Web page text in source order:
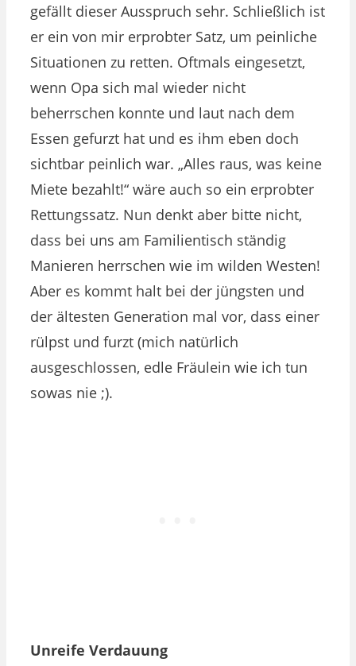
gefällt dieser Ausspruch sehr. Schließlich ist
er ein von mir erprobter Satz, um peinliche
Situationen zu retten. Oftmals eingesetzt,
wenn Opa sich mal wieder nicht
beherrschen konnte und laut nach dem
Essen gefurzt hat und es ihm eben doch
sichtbar peinlich war. „Alles raus, was keine
Miete bezahlt!“ wäre auch so ein erprobter
Rettungssatz. Nun denkt aber bitte nicht,
dass bei uns am Familientisch ständig
Manieren herrschen wie im wilden Westen!
Aber es kommt halt bei der jüngsten und
der ältesten Generation mal vor, dass einer
rülpst und furzt (mich natürlich
ausgeschlossen, edle Fräulein wie ich tun
sowas nie ;).
Unreife Verdauung